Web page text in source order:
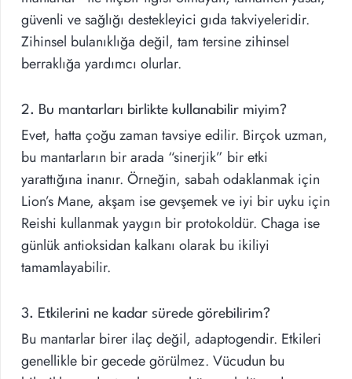
güvenli ve sağlığı destekleyici gıda takviyeleridir.
Zihinsel bulanıklığa değil, tam tersine zihinsel
berraklığa yardımcı olurlar.
2. Bu mantarları birlikte kullanabilir miyim?
Evet, hatta çoğu zaman tavsiye edilir. Birçok uzman,
bu mantarların bir arada “sinerjik” bir etki
yarattığına inanır. Örneğin, sabah odaklanmak için
Lion’s Mane, akşam ise gevşemek ve iyi bir uyku için
Reishi kullanmak yaygın bir protokoldür. Chaga ise
günlük antioksidan kalkanı olarak bu ikiliyi
tamamlayabilir.
3. Etkilerini ne kadar sürede görebilirim?
Bu mantarlar birer ilaç değil, adaptogendir. Etkileri
genellikle bir gecede görülmez. Vücudun bu